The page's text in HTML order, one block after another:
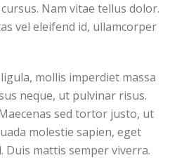
Nam vitae tellus dolor.
vel eleifend id, ullamcorper
mollis imperdiet massa
neque, ut pulvinar risus.
sed tortor justo, ut
molestie sapien, eget
mattis semper viverra.